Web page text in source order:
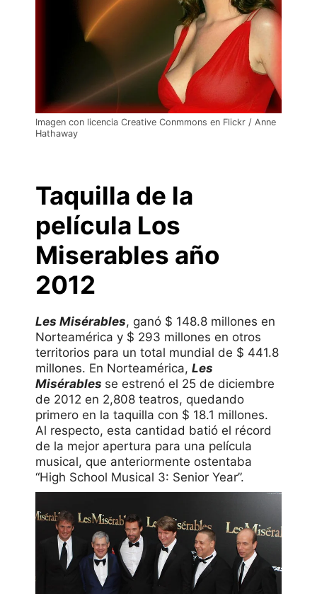
Imagen con licencia Creative Conmmons en Flickr / Anne
Hathaway
Taquilla de la
película Los
Miserables año
2012
Les Misérables, ganó $ 148.8 millones en
Norteamérica y $ 293 millones en otros
territorios para un total mundial de $ 441.8
millones. En Norteamérica, Les
Misérables se estrenó el 25 de diciembre
de 2012 en 2,808 teatros, quedando
primero en la taquilla con $ 18.1 millones.
Al respecto, esta cantidad batió el récord
de la mejor apertura para una película
musical, que anteriormente ostentaba
“High School Musical 3: Senior Year”.